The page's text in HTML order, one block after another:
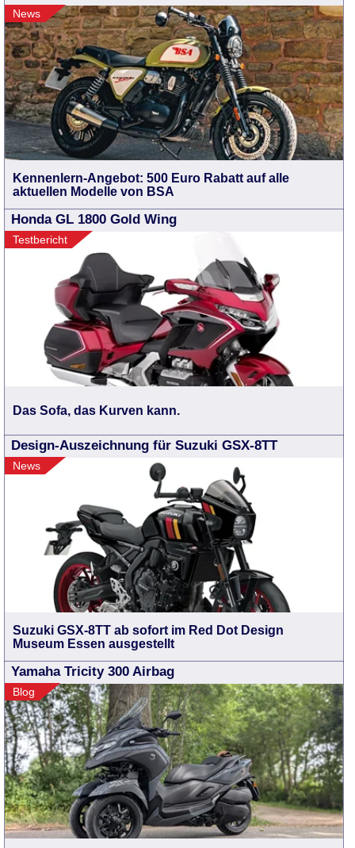
News
Kennenlern-Angebot: 500 Euro Rabatt auf alle
aktuellen Modelle von BSA
Honda GL 1800 Gold Wing
Testbericht
Das Sofa, das Kurven kann.
Design-Auszeichnung für Suzuki GSX-8TT
News
Suzuki GSX-8TT ab sofort im Red Dot Design
Museum Essen ausgestellt
Yamaha Tricity 300 Airbag
Blog